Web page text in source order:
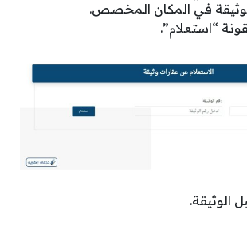
في المكان المخصص.
“استعلام”.
الوثيقة.